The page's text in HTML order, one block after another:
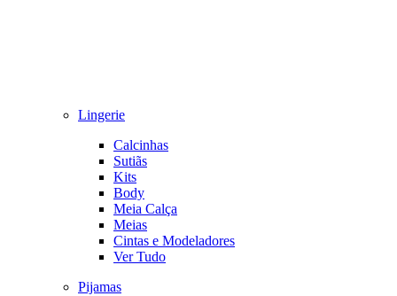
Lingerie
Calcinhas
Sutiãs
Kits
Body
Meia Calça
Meias
Cintas e Modeladores
Ver Tudo
Pijamas